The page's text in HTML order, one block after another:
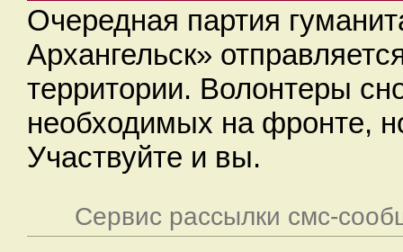
Очередная партия
Архангельск»
территории. Волонтеры
необходимых на фронте,
Участвуйте и вы.
Сервис рассылки смс-